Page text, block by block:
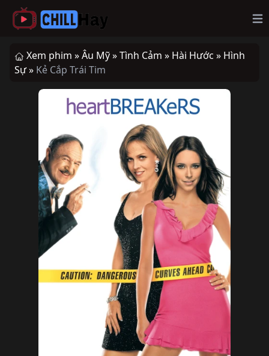
Xem phim »Âu Mỹ »Tình Cảm » Hài Hước » Hình
Sự » Kẻ Cắp Trái Tim